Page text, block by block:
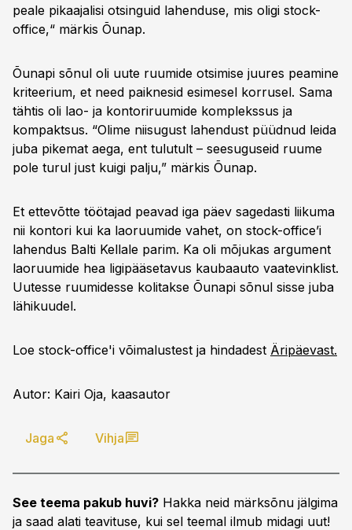
peale pikaajalisi otsinguid lahenduse, mis oligi stock-
office,“ märkis ­Õunap.
Õunapi sõnul oli uute ruumide otsimise juures peamine
kriteerium, et need paiknesid esimesel korrusel. Sama
tähtis oli lao- ja kontoriruumide komplekssus ja
kompaktsus. “Olime niisugust lahendust püüdnud leida
juba pikemat aega, ent tulutult – seesuguseid ruume
pole turul just kuigi palju,” märkis Õunap.
Et ettevõtte töötajad peavad iga päev sagedasti liikuma
nii kontori kui ka laoruumide vahet, on stock-office’i
lahendus Balti Kellale parim. Ka oli mõjukas argument
laoruumide hea ligipääsetavus kaubaauto vaatevinklist.
Uutesse ruumidesse kolitakse Õunapi sõnul sisse juba
lähikuudel.
Loe stock-office'i võimalustest ja hindadest Äripäevast.
Autor: Kairi Oja, kaasautor
Jaga Vihja
See teema pakub huvi? Hakka neid märksõnu jälgima
ja saad alati teavituse, kui sel teemal ilmub midagi uut!